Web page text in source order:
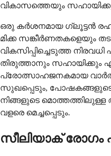
വികാസത്തെയും
ഒരു കർശനമായ ഗ്ലൂട്ടൻ
മിക്ക സങ്കീർണതകളെയും
വികസിപ്പിച്ചെടുത്ത
തിരുത്താനും സഹായിക്കും
പ്രോത്സാഹജനകമായ
സുഖപ്പെടും, പോഷകങ്ങളുടെ
നിങ്ങളുടെ
വളരെ മെച്ചപ്പെടും.
സീലിയാക് രോഗം